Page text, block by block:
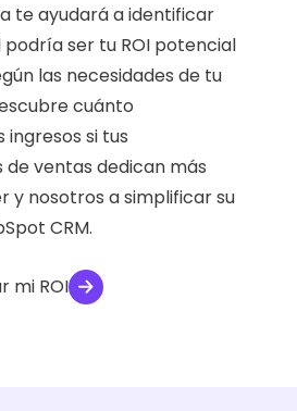
te ayudará a identificar
ser tu ROI potencial
las necesidades de tu
cuánto
si tus
ventas dedican más
y nosotros a simplificar su
CRM.
mi ROI